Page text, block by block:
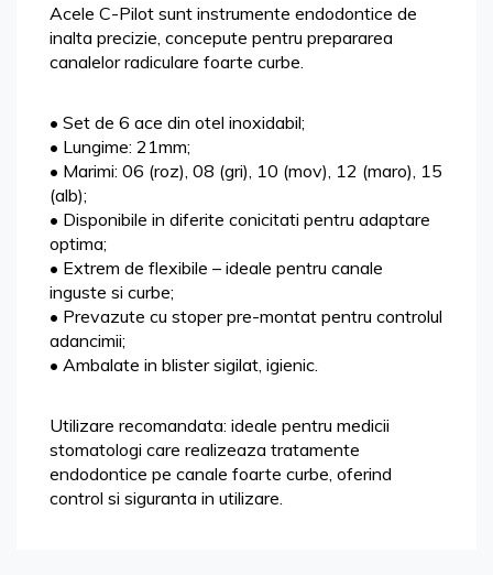
Acele C-Pilot sunt instrumente endodontice de
inalta precizie, concepute pentru prepararea
canalelor radiculare foarte curbe.
• Set de 6 ace din otel inoxidabil;
• Lungime: 21mm;
• Marimi: 06 (roz), 08 (gri), 10 (mov), 12 (maro), 15
(alb);
• Disponibile in diferite conicitati pentru adaptare
optima;
• Extrem de flexibile – ideale pentru canale
inguste si curbe;
• Prevazute cu stoper pre-montat pentru controlul
adancimii;
• Ambalate in blister sigilat, igienic.
Utilizare recomandata: ideale pentru medicii
stomatologi care realizeaza tratamente
endodontice pe canale foarte curbe, oferind
control si siguranta in utilizare.